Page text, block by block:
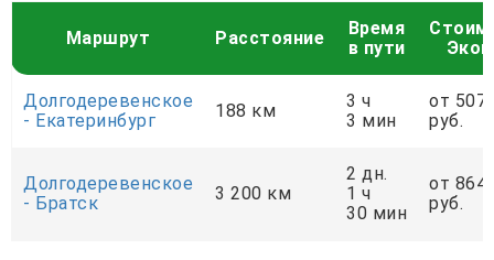
Маршрут Расстояние
Время
в пути
Долгодеревенское
- Екатеринбург
188 км
3 ч
3 мин
от
руб.
Долгодеревенское
- Братск
3 200 км
2 дн.
1 ч
30 мин
от
руб.